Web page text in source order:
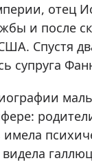
отец
и после
Спустя
супруга
имела